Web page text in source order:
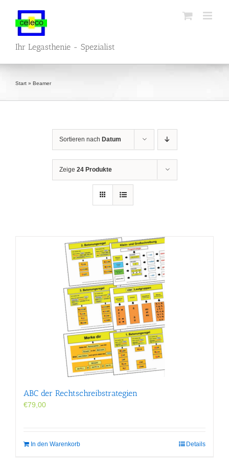
springen
Ihr Legasthenie - Spezialist
Start » Beamer
Sortieren nach Datum
Zeige 24 Produkte
ABC der Rechtschreibstrategien
€79,00
In den Warenkorb Details